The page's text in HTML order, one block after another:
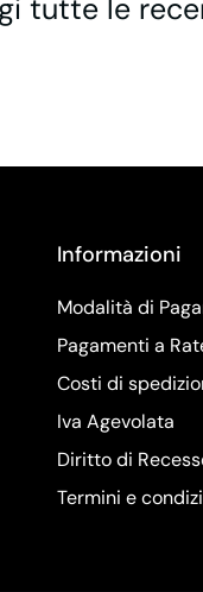
tutte le
Informazioni
Modalità di
Pagamenti a
Costi di
Iva Agevolata
Diritto di
Termini e